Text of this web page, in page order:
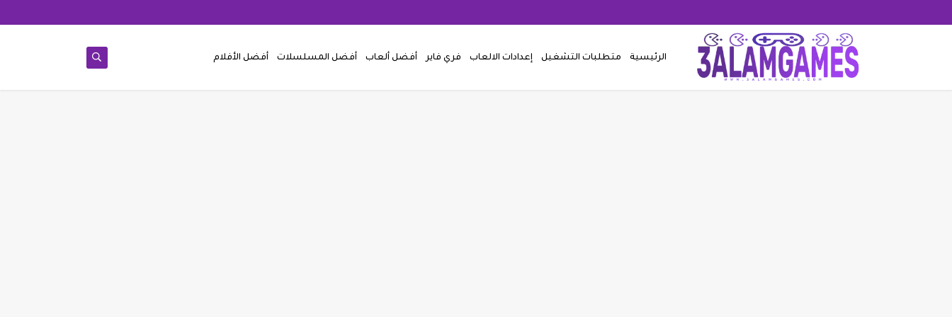
الرئيسية متطلبات التشغيل إعدادات الالعاب فري فاير أفضل ألعاب أفضل المسلسلات أفضل الأفلام